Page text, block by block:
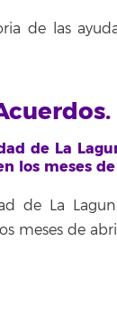
de las
de La
los meses
de La
meses de